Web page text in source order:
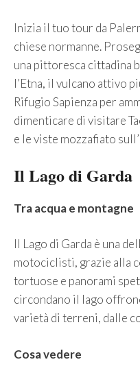
Inizia il tuo tour da
chiese normanne.
una pittoresca cittadina
l’Etna, il vulcano attivo
Rifugio Sapienza per
dimenticare di visitare
e le viste mozzafiato
Il Lago di Garda
Tra acqua e montagne
Il Lago di Garda è una
motociclisti, grazie alla
tortuose e panorami
circondano il lago
varietà di terreni, dalle
Cosa vedere